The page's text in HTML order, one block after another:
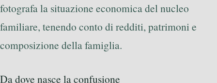
fotografa la situazione economica del nucleo
familiare, tenendo conto di redditi, patrimoni e
composizione della famiglia.
Da dove nasce la confusione